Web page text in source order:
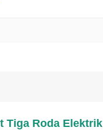
Tiga Roda Elektrik